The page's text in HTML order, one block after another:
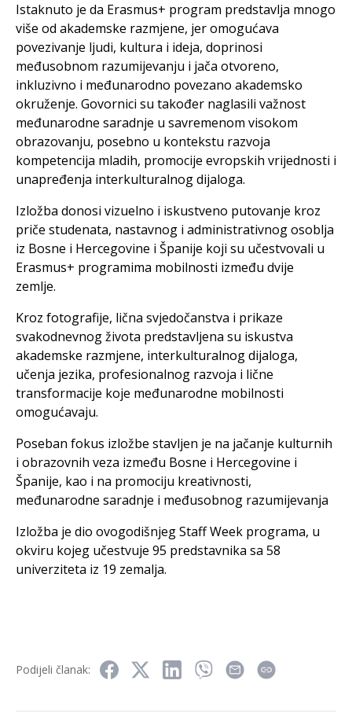
Istaknuto je da Erasmus+ program predstavlja mnogo
više od akademske razmjene, jer omogućava
povezivanje ljudi, kultura i ideja, doprinosi
međusobnom razumijevanju i jača otvoreno,
inkluzivno i međunarodno povezano akademsko
okruženje. Govornici su također naglasili važnost
međunarodne saradnje u savremenom visokom
obrazovanju, posebno u kontekstu razvoja
kompetencija mladih, promocije evropskih vrijednosti i
unapređenja interkulturalnog dijaloga.
Izložba donosi vizuelno i iskustveno putovanje kroz
priče studenata, nastavnog i administrativnog osoblja
iz Bosne i Hercegovine i Španije koji su učestvovali u
Erasmus+ programima mobilnosti između dvije
zemlje.
Kroz fotografije, lična svjedočanstva i prikaze
svakodnevnog života predstavljena su iskustva
akademske razmjene, interkulturalnog dijaloga,
učenja jezika, profesionalnog razvoja i lične
transformacije koje međunarodne mobilnosti
omogućavaju.
Poseban fokus izložbe stavljen je na jačanje kulturnih
i obrazovnih veza između Bosne i Hercegovine i
Španije, kao i na promociju kreativnosti,
međunarodne saradnje i međusobnog razumijevanja
Izložba je dio ovogodišnjeg Staff Week programa, u
okviru kojeg učestvuje 95 predstavnika sa 58
univerziteta iz 19 zemalja.
Podijeli članak: